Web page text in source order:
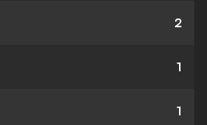
2
1
1